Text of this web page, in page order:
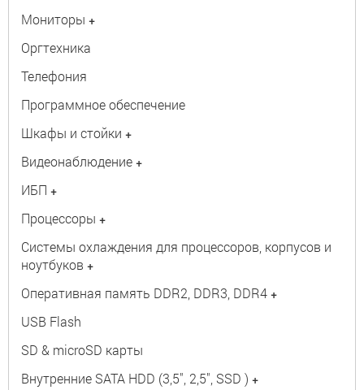
Мониторы +
Оргтехника
Телефония
Программное обеспечение
Шкафы и стойки +
Видеонаблюдение +
ИБП +
Процессоры +
Системы охлаждения для процессоров, корпусов и
ноутбуков +
Оперативная память DDR2, DDR3, DDR4 +
USB Flash
SD & microSD карты
Внутренние SATA HDD (3,5", 2,5", SSD ) +